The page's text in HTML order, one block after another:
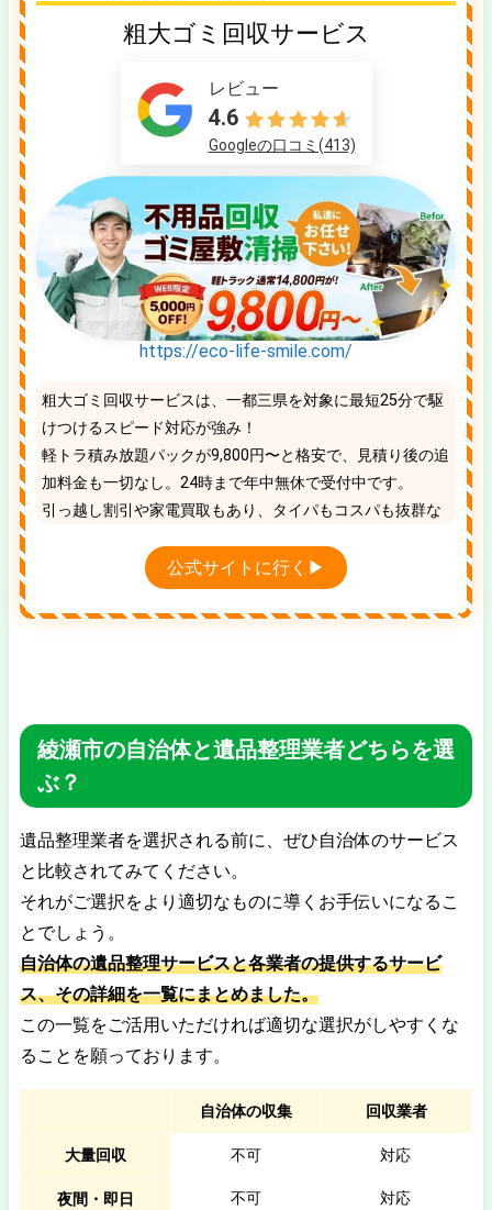
粗大ゴミ回収サービス
レビュー
4.6
Googleの口コミ(413)
https://eco-life-smile.com/
粗大ゴミ回収サービスは、一都三県を対象に最短25分で駆
けつけるスピード対応が強み！
軽トラ積み放題パックが9,800円〜と格安で、見積り後の追
加料金も一切なし。24時まで年中無休で受付中です。
引っ越し割引や家電買取もあり、タイパもコスパも抜群な
公式サイトに行く▶
綾瀬市の自治体と遺品整理業者どちらを選
ぶ？
遺品整理業者を選択される前に、ぜひ自治体のサービス
と比較されてみてください。
それがご選択をより適切なものに導くお手伝いになるこ
とでしょう。
自治体の遺品整理サービスと各業者の提供するサービ
ス、その詳細を一覧にまとめました。
この一覧をご活用いただければ適切な選択がしやすくな
ることを願っております。
自治体の収集 回収業者
大量回収 不可 対応
夜間・即日 不可 対応